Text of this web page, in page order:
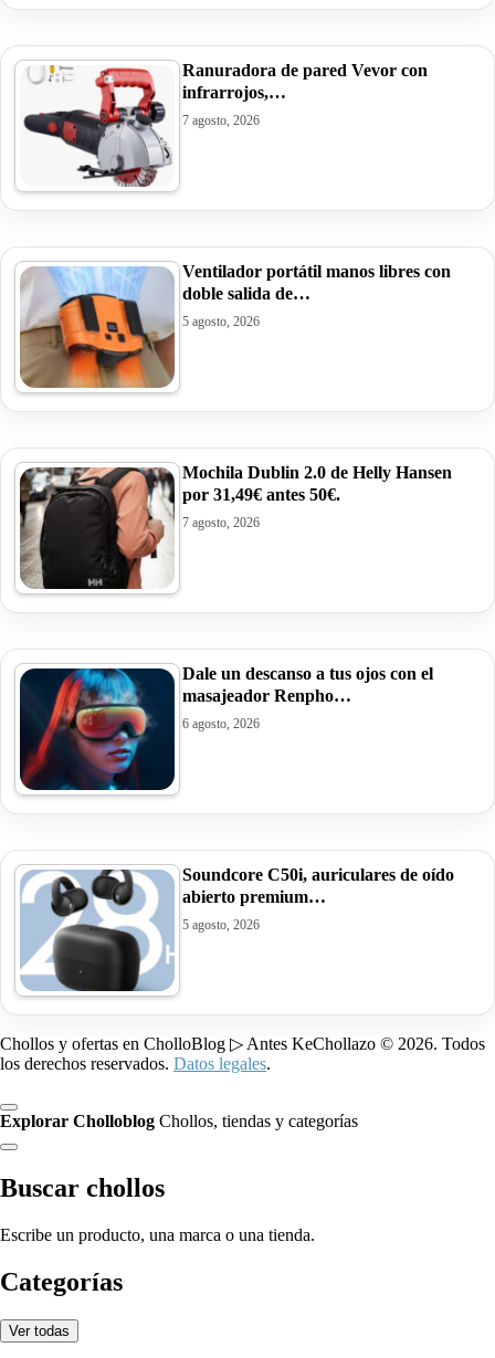
Ranuradora de pared Vevor con
infrarrojos,…
7 agosto, 2026
Ventilador portátil manos libres con
doble salida de…
5 agosto, 2026
Mochila Dublin 2.0 de Helly Hansen
por 31,49€ antes 50€.
7 agosto, 2026
Dale un descanso a tus ojos con el
masajeador Renpho…
6 agosto, 2026
Soundcore C50i, auriculares de oído
abierto premium…
5 agosto, 2026
Chollos y ofertas en CholloBlog ▷ Antes KeChollazo © 2026. Todos
los derechos reservados. Datos legales.
Explorar Cholloblog Chollos, tiendas y categorías
Buscar chollos
Escribe un producto, una marca o una tienda.
Categorías
Ver todas